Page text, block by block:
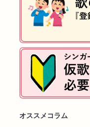
オススメコラム